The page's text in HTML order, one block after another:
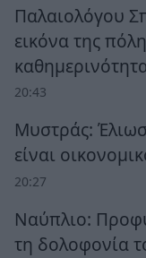
Παλαιολόγου
εικόνα της
20:43
Μυστράς:
είναι
20:27
Ναύπλιο:
τη δολοφονία